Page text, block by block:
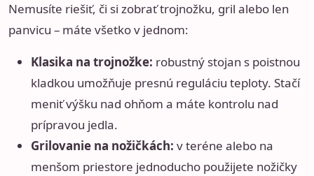
Nemusíte riešiť, či si zobrať trojnožku, gril alebo len
panvicu – máte všetko v jednom:
Klasika na trojnožke: robustný stojan s poistnou
kladkou umožňuje presnú reguláciu teploty. Stačí
meniť výšku nad ohňom a máte kontrolu nad
prípravou jedla.
Grilovanie na nožičkách: v teréne alebo na
menšom priestore jednoducho použijete nožičky